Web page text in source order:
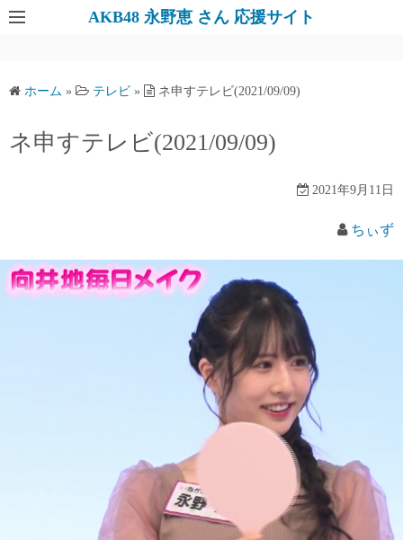
AKB48 永野恵 さん 応援サイト
ホーム » テレビ » ネ申すテレビ(2021/09/09)
ネ申すテレビ(2021/09/09)
2021年9月11日
ちぃず